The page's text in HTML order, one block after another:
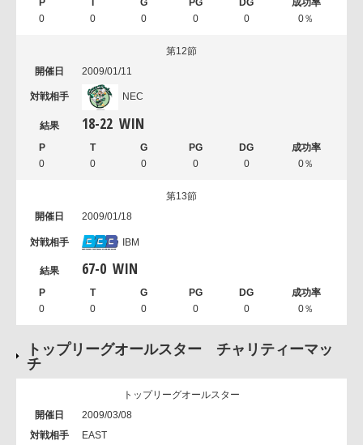
0 0 0 0 0 0％
第12節
2009/01/11
NEC
18-22 WIN
0 0 0 0 0 0％
第13節
2009/01/18
IBM
67-0 WIN
0 0 0 0 0 0％
トップリーグオールスター チャリティーマッ
チ
トップリーグオールスター
2009/03/08
EAST